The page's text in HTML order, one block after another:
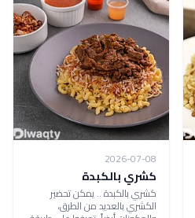
2026-07-08
كشري بالكبدة
كشري بالكبدة .. يمكن تحضير
الكشري بالعديد من الطرق،